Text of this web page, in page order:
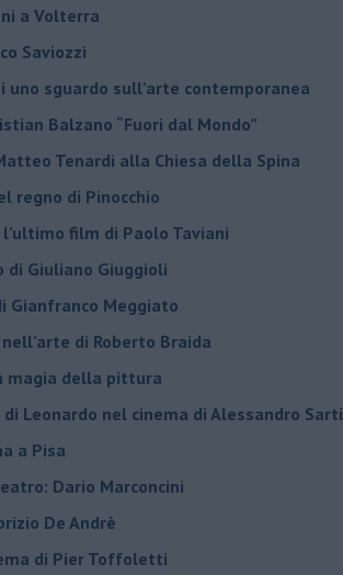
a Volterra
Saviozzi
uno sguardo sull’arte contemporanea
Balzano “Fuori dal Mondo”
Tenardi alla Chiesa della Spina
regno di Pinocchio
l’ultimo film di Paolo Taviani
di Giuliano Giuggioli
Gianfranco Meggiato
di Roberto Braida
magia della pittura
Leonardo nel cinema di Alessandro Sarti
a Pisa
Dario Marconcini
De Andrè
di Pier Toffoletti